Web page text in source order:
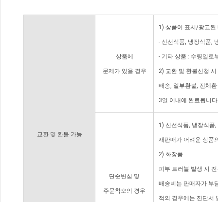
교환 및 환불 가능
상품에
문제가 있을 경우
1) 상품이 표시/광고된
- 신선식품, 냉장식품,
- 기타 상품 : 수령일로
2) 교환 및 환불신청
배송, 일부환불, 전체
3일 이내에 완료됩니
단순변심 및
주문착오의 경우
1) 신선식품, 냉장식품
재판매가 어려운 상품
2) 화장품
피부 트러블 발생 시
배송비는 판매자가 부
적의 경우에는 진단서